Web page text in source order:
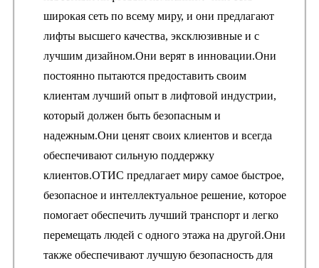
широкая сеть по всему миру, и они предлагают
лифты высшего качества, эксклюзивные и с
лучшим дизайном.Они верят в инновации.Они
постоянно пытаются предоставить своим
клиентам лучший опыт в лифтовой индустрии,
который должен быть безопасным и
надежным.Они ценят своих клиентов и всегда
обеспечивают сильную поддержку
клиентов.ОТИС предлагает миру самое быстрое,
безопасное и интеллектуальное решение, которое
помогает обеспечить лучший транспорт и легко
перемещать людей с одного этажа на другой.Они
также обеспечивают лучшую безопасность для